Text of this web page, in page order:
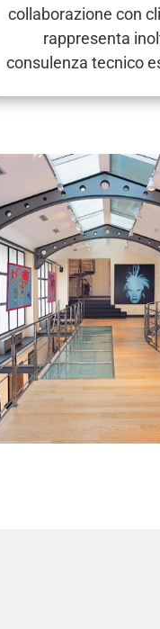
collaborazione con
rappresenta
consulenza tecnico